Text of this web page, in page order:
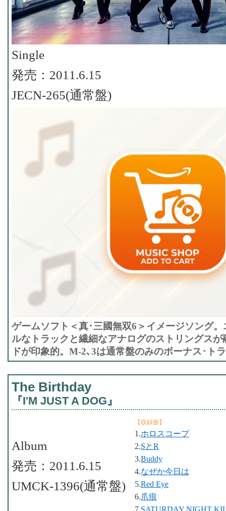
Single
発売：2011.6.15
JECN-265(通常盤)
ゲームソフト＜真･三國無双6＞イメージソング
ルなトラックと繊細なアナログのストリングス
ドが印象的。M-2､3は通常盤のみのボーナス･ト
The Birthday
『I'M JUST A DOG』
【収録曲】
1.ホロスコープ
2.SとR
3.Buddy
4.なぜか今日は
5.Red Eye
6.爪痕
7. SATURDAY NIGHT
Album
発売：2011.6.15
UMCK-1396(通常盤)